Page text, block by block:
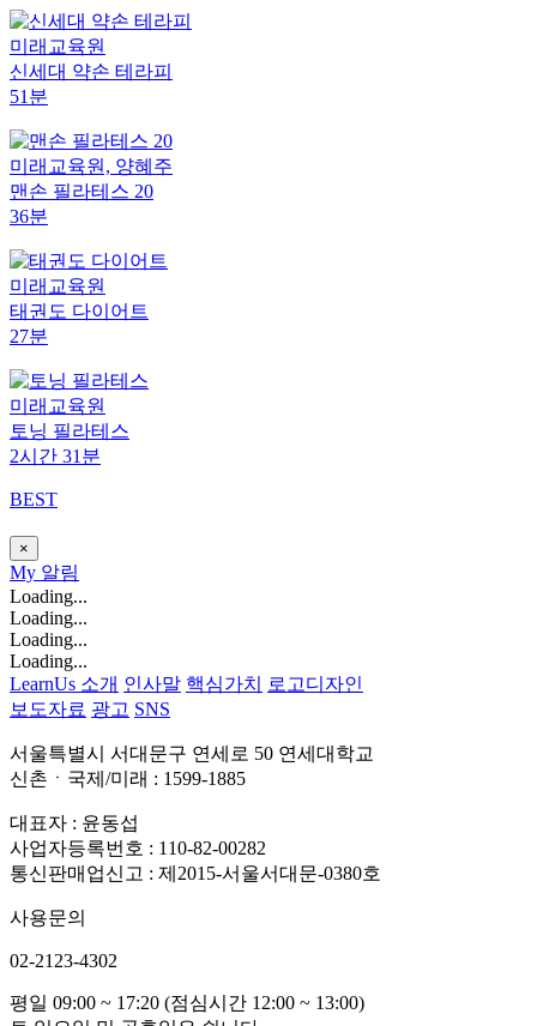
미래교육원
신세대 약손 테라피
51분
미래교육원, 양혜주
맨손 필라테스 20
36분
미래교육원
태권도 다이어트
27분
미래교육원
토닝 필라테스
2시간 31분
BEST
×
My 알림
Loading...
Loading...
Loading...
Loading...
LearnUs 소개 인사말 핵심가치
로고디자인
보도자료 광고 SNS
서울특별시 서대문구 연세로 50 연세대학교
신촌ㆍ국제/미래 : 1599-1885
대표자 : 윤동섭
사업자등록번호 : 110-82-00282
통신판매업신고 : 제2015-서울서대문-0380호
사용문의
02-2123-4302
평일 09:00 ~ 17:20 (점심시간 12:00 ~ 13:00)